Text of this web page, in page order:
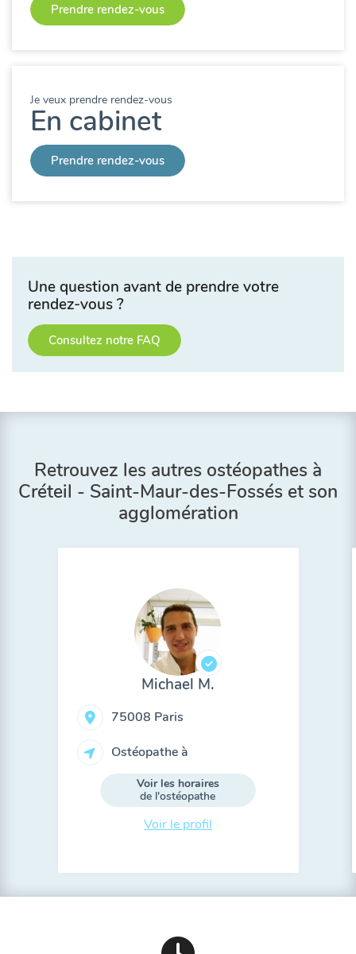
Prendre rendez-vous
Je veux prendre rendez-vous
En cabinet
Prendre rendez-vous
Une question avant de prendre votre
rendez-vous ?
Consultez notre FAQ
Retrouvez les autres ostéopathes à
Créteil - Saint-Maur-des-Fossés et son
agglomération
Michael M.
75008 Paris
Ostéopathe à
Voir les horaires
de l'ostéopathe
Voir le profil